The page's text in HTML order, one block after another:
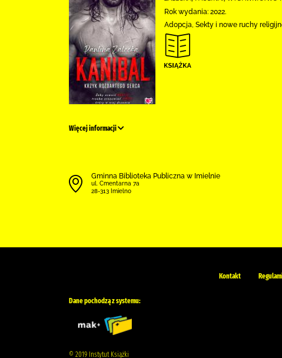
Rok wydania: 2022.
Adopcja, Sekty i nowe ruchy
Więcej informacji
Gminna Biblioteka Publiczna w Imielnie
ul. Cmentarna 7a
28-313 Imielno
Kontakt
Dane pochodzą z systemu:
© 2019 Instytut Książki